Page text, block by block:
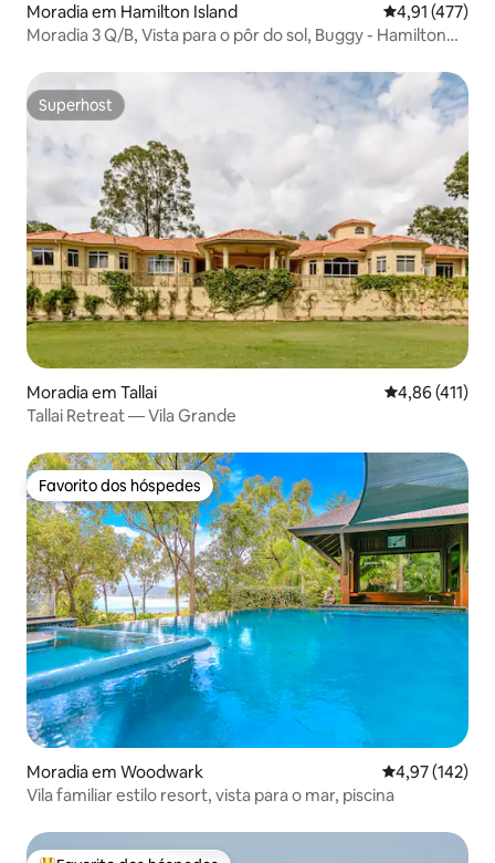
Moradia em Hamilton Island Classificação
4,91 (477)
Moradia 3 Q/B, Vista para o pôr do sol, Buggy - Hamilton
Superhost
Superhost
Moradia em Tallai Classificação
4,86 (411)
Tallai Retreat — Vila Grande
Favorito dos hóspedes
Favorito dos hóspedes
Moradia em Woodwark Classificação
4,97 (142)
Vila familiar estilo resort, vista para o mar, piscina